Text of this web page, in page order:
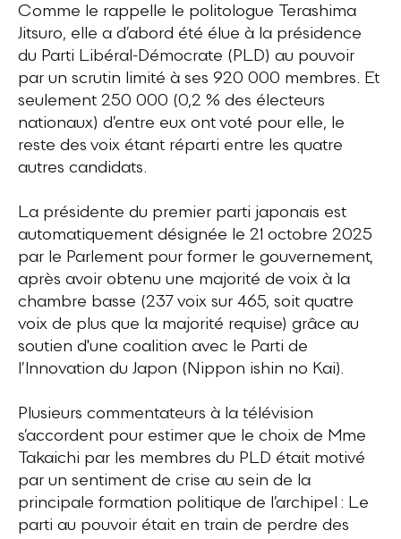
Comme le rappelle le politologue Terashima
Jitsuro, elle a d’abord été élue à la présidence
du Parti Libéral-Démocrate (PLD) au pouvoir
par un scrutin limité à ses 920 000 membres. Et
seulement 250 000 (0,2 % des électeurs
nationaux) d’entre eux ont voté pour elle, le
reste des voix étant réparti entre les quatre
autres candidats.
La présidente du premier parti japonais est
automatiquement désignée le 21 octobre 2025
par le Parlement pour former le gouvernement,
après avoir obtenu une majorité de voix à la
chambre basse (237 voix sur 465, soit quatre
voix de plus que la majorité requise) grâce au
soutien d'une coalition avec le Parti de
l’Innovation du Japon (Nippon ishin no Kai).
Plusieurs commentateurs à la télévision
s’accordent pour estimer que le choix de Mme
Takaichi par les membres du PLD était motivé
par un sentiment de crise au sein de la
principale formation politique de l’archipel : Le
parti au pouvoir était en train de perdre des